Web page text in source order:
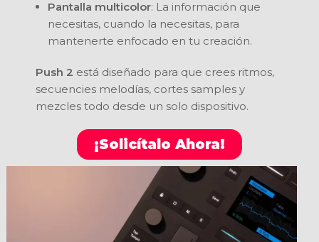
Pantalla multicolor: La información que
necesitas, cuando la necesitas, para
mantenerte enfocado en tu creación.
Push 2 está diseñado para que crees ritmos,
secuencies melodías, cortes samples y
mezcles todo desde un solo dispositivo.
¡Solicítalo Ahora!